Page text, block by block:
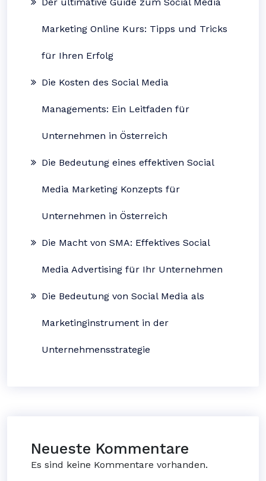
Marketing Online Kurs: Tipps und Tricks
für Ihren Erfolg
Die Kosten des Social Media
Managements: Ein Leitfaden für
Unternehmen in Österreich
Die Bedeutung eines effektiven Social
Media Marketing Konzepts für
Unternehmen in Österreich
Die Macht von SMA: Effektives Social
Media Advertising für Ihr Unternehmen
Die Bedeutung von Social Media als
Marketinginstrument in der
Unternehmensstrategie
Neueste Kommentare
Es sind keine Kommentare vorhanden.